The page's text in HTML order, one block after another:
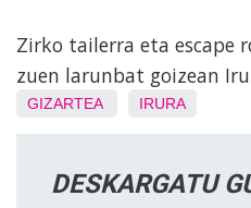
Zirko tailerra eta escape
zuen larunbat goizean
GIZARTEA IRURA
DESKARGATU